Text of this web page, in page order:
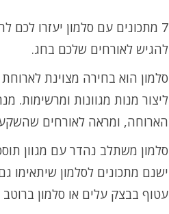
7 מתכונים עם סלמון יעזרו
להגיש לאורחים שלכם בחג.
סלמון הוא בחירה מצוינת
ליצור מנות מגוונות
הארוחה, ומראה לאורחים
סלמון משתלב נהדר עם מגוון
ישנם מתכונים לסלמון שיתאימו
עטוף בבצק עלים או סלמון